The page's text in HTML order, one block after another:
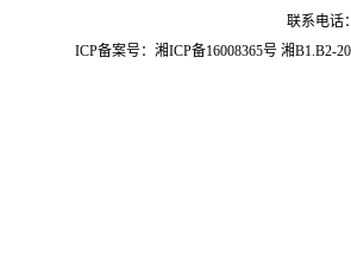
联系电话
ICP备案号： 湘ICP备16008365号 湘B1.B2-